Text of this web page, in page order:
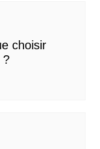
choisir
?